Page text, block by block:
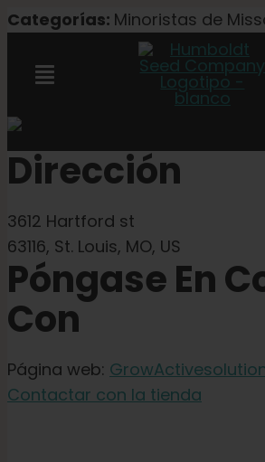
Ir
contenido
Categorías: Minoristas de
Alternar
Semillas Autoflower
Semillas triploides
Semillas para jardín
Dirección
3612 Hartford st
63116, St. Louis, MO, US
Póngase En
Con
Página web:
Contactar con la tienda